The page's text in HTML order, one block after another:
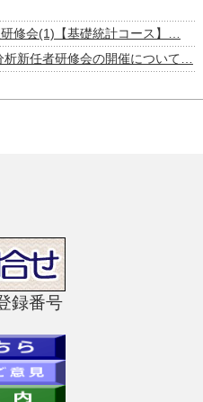
修会(1)【基礎統計コース】…
析新任者研修会の開催について…
録番号